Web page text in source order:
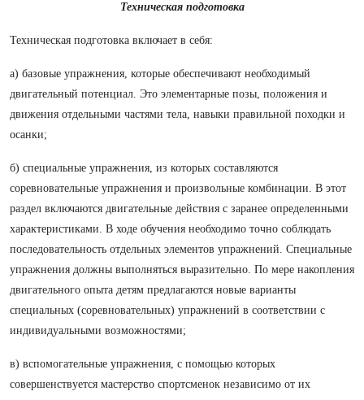
Техническая подготовка
Техническая подготовка включает в себя:
а) базовые упражнения, которые обеспечивают необходимый
двигательный потенциал. Это элементарные позы, положения и
движения отдельными частями тела, навыки правильной походки и
осанки;
б) специальные упражнения, из которых составляются
соревновательные упражнения и произвольные комбинации. В этот
раздел включаются двигательные действия с заранее определенными
характеристиками. В ходе обучения необходимо точно соблюдать
последовательность отдельных элементов упражнений. Специальные
упражнения должны выполняться выразительно. По мере накопления
двигательного опыта детям предлагаются новые варианты
специальных (соревновательных) упражнений в соответствии с
индивидуальными возможностями;
в) вспомогательные упражнения, с помощью которых
совершенствуется мастерство спортсменок независимо от их